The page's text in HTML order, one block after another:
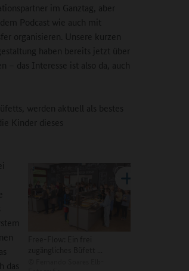
im Ganztag, aber
Podcast wie auch mit
organisieren. Unsere kurzen
haben bereits jetzt über
– das Interesse ist also da, auch
werden aktuell als bestes
Kinder dieses